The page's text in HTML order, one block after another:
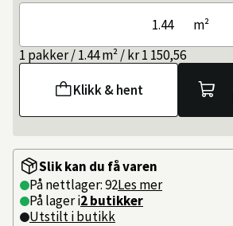
m²
1 pakker / 1.44 m² / kr 1 150,56
Klikk & hent
Slik kan du få varen
På nettlager: 92Les mer
På lager i2 butikker
Utstilt i butikk